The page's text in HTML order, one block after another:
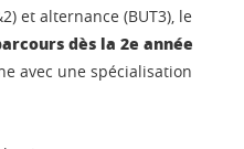
et alternance (BUT3), le
dès la 2e année
avec une spécialisation